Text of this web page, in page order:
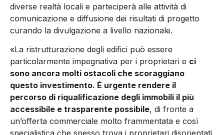
diverse realtà locali e parteciperà alle attività di
comunicazione e diffusione dei risultati di progetto
curando la divulgazione a livello nazionale.
«La ristrutturazione degli edifici può essere
particolarmente impegnativa per i proprietari e ci
sono ancora molti ostacoli che scoraggiano
questo investimento. È urgente rendere il
percorso di riqualificazione degli immobili il più
accessibile e trasparente possibile, di fronte a
un’offerta commerciale molto frammentata e così